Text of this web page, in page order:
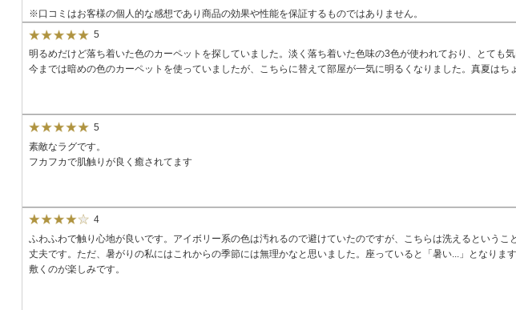
※口コミはお客様の個人的な感想であり商品の効果や性能を保証するものではありません。
5
明るめだけど落ち着いた色のカーペットを探していました。淡く落ち着いた色味の3色が使われており、とても気
今までは暗めの色のカーペットを使っていましたが、こちらに替えて部屋が一気に明るくなりました。真夏はち
5
素敵なラグです。
フカフカで肌触りが良く癒されてます
4
ふわふわで触り心地が良いです。アイボリー系の色は汚れるので避けていたのですが、こちらは洗えるという
丈夫です。ただ、暑がりの私にはこれからの季節には無理かなと思いました。座っていると「暑い...」となり
敷くのが楽しみです。